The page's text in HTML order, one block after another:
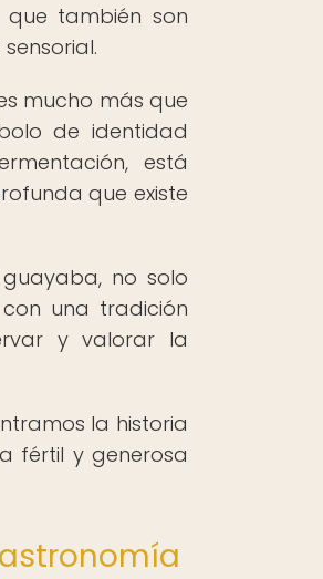
también son
mucho más que
de identidad
está
que existe
no solo
una tradición
y valorar la
la historia
fértil y generosa